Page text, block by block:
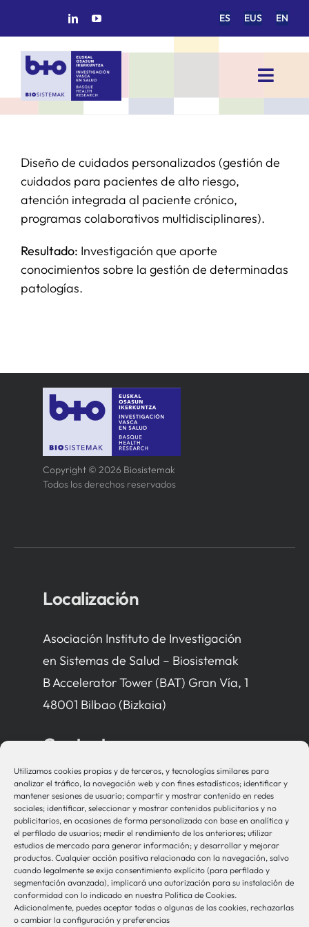
Utilizamos cookies propias y de terceros, y tecnologías similares para
analizar el tráfico, la navegación web y con fines estadísticos; identificar y
mantener sesiones de usuario; compartir y mostrar contenido en redes
sociales; identificar, seleccionar y mostrar contenidos publicitarios y no
publicitarios, en ocasiones de forma personalizada con base en analítica y
el perfilado de usuarios; medir el rendimiento de los anteriores; utilizar
estudios de mercado para generar información; y desarrollar y mejorar
productos. Cualquier acción positiva relacionada con la navegación, salvo
cuando legalmente se exija consentimiento explícito (para perfilado y
segmentación avanzada), implicará una autorización para su instalación de
conformidad con lo indicado en nuestra Política de Cookies.
Adicionalmente, puedes aceptar todas o algunas de las cookies, rechazarlas
o cambiar la configuración y preferencias
ES EUS EN
Toggle
INICIO
BIOSISTEMAK
ÁREAS DE INVESTIGACIÓN
GRUPOS DE INVESTIGACIÓN
PROYECTOS/COLABORACIONES
APOYO I+D+I
Diseño de cuidados personalizados (gestión de
cuidados para pacientes de alto riesgo,
atención integrada al paciente crónico,
programas colaborativos multidisciplinares).
Resultado: Investigación que aporte
conocimientos sobre la gestión de determinadas
patologías.
Copyright © 2026 Biosistemak
Todos los derechos reservados
Localización
Asociación Instituto de Investigación
en Sistemas de Salud – Biosistemak
B Accelerator Tower (BAT) Gran Vía, 1
48001 Bilbao (Bizkaia)
Contacto
bio-sistemak@bio-sistemak.eus
944 00 77 90
Otros Enlaces
Osakidetza